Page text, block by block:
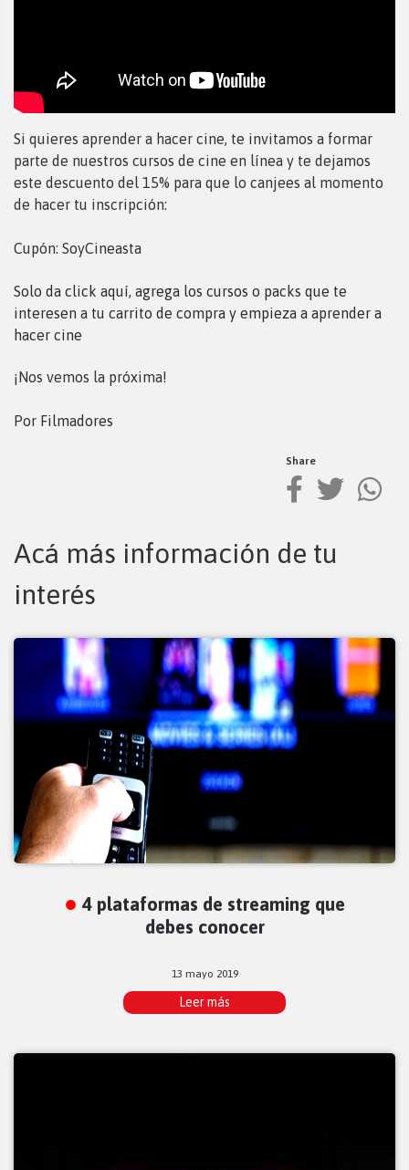
Si quieres aprender a hacer cine, te invitamos a formar
parte de nuestros cursos de cine en línea y te dejamos
este descuento del 15% para que lo canjees al momento
de hacer tu inscripción:
Cupón: SoyCineasta
Solo da click aquí, agrega los cursos o packs que te
interesen a tu carrito de compra y empieza a aprender a
hacer cine
¡Nos vemos la próxima!
Por Filmadores
Share
Acá más información de tu
interés
4 plataformas de streaming que
debes conocer
13 mayo 2019
Leer más